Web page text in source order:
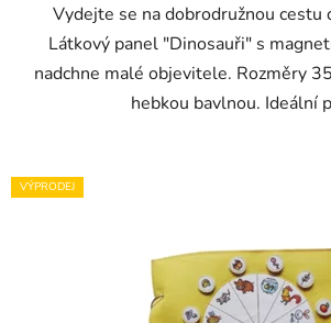
Vydejte se na dobrodružnou cestu
Látkový panel "Dinosauři" s
nadchne malé objevitele. Rozměry
hebkou bavlnou. Ideální
VÝPRODEJ